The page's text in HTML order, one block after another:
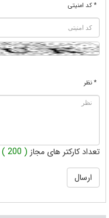
* کد امنیتی
* نظر
تعداد کارکتر های مجاز ( 200 )